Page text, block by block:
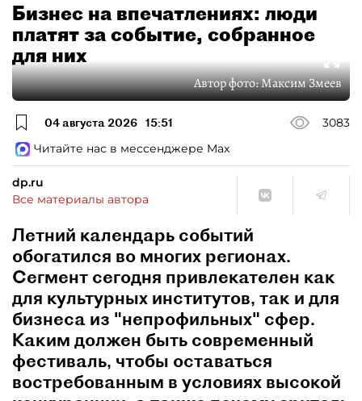
Бизнес на впечатлениях: люди
платят за событие, собранное
для них
Автор фото:Максим Змеев
04 августа 2026 15:51
3083
Читайте нас в мессенджере Max
dp.ru
Все материалы автора
Летний календарь событий
обогатился во многих регионах.
Сегмент сегодня привлекателен как
для культурных институтов, так и для
бизнеса из "непрофильных" сфер.
Каким должен быть современный
фестиваль, чтобы оставаться
востребованным в условиях высокой